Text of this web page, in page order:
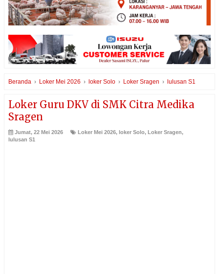
Beranda › Loker Mei 2026 › loker Solo › Loker Sragen › lulusan S1
Loker Guru DKV di SMK Citra Medika
Sragen
Jumat, 22 Mei 2026 Loker Mei 2026, loker Solo, Loker Sragen,
lulusan S1